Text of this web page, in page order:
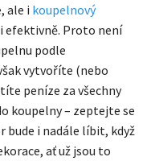
ale i koupelnový
efektivně. Proto není
podle
vytvoříte (nebo
peníze za všechny
koupelny – zeptejte se
bude i nadále líbit, když
ať už jsou to